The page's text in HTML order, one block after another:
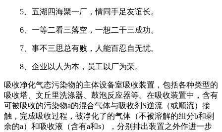
5、五湖四海聚一厂，情同手足友谊长。
6、一等二看三落空，一想二干三成功。
7、事不三思总有败，人能百忍自无忧。
8、企业以人为本，员工以厂为荣。
吸收净化气态污染物的主体设备室吸收装置，包括各种类型的
吸收塔、文丘里洗涤器、鼓泡反应器等。在吸收装置中，含有
可被吸收的污染物a的混合气体与吸收剂S逆流（或顺流）接
触，完成吸收过程，被净化了的气体（不被溶解的组分b和剩
余的a）和吸收液（含有a和s），分别排出装置之外作进一步